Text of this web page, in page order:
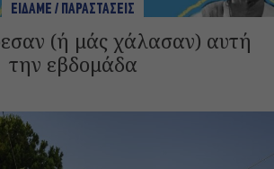
ΕΙΔΑΜΕ / ΠΑΡΑΣΤΑΣΕΙΣ
(ή μάς χάλασαν) αυτή
την εβδομάδα